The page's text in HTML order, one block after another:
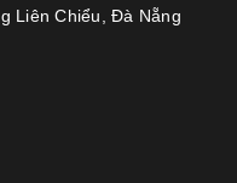
Liên Chiểu, Đà Nẵng